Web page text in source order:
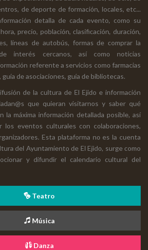
de deporte de formación, locales, etc...
detalla de cada evento, como su
precio, población, clasificación, duración,
líneas de autobús, formas de comprar la
interés cercanos, así como noticias
referente a servicios como farmacias
de asociaciones, guía de bibliotecas.
de la cultura de El Ejido e información
que quieran visitarnos y saber qué
la máxima información detallada posible, así
los eventos culturales con colaboraciones,
Esta plataforma no es la cuenta
del Ayuntamiento de El Ejido, surge como
y difundir el calendario cultural del
Teatro
Música
Danza